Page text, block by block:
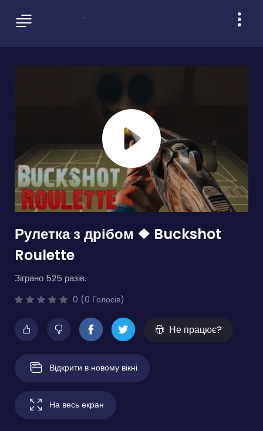
Рулетка з дрібом ❖ Buckshot
Roulette
Зіграно 525 разів.
0 (0 Голосів)
Не працює?
Відкрити в новому вікні
На весь екран